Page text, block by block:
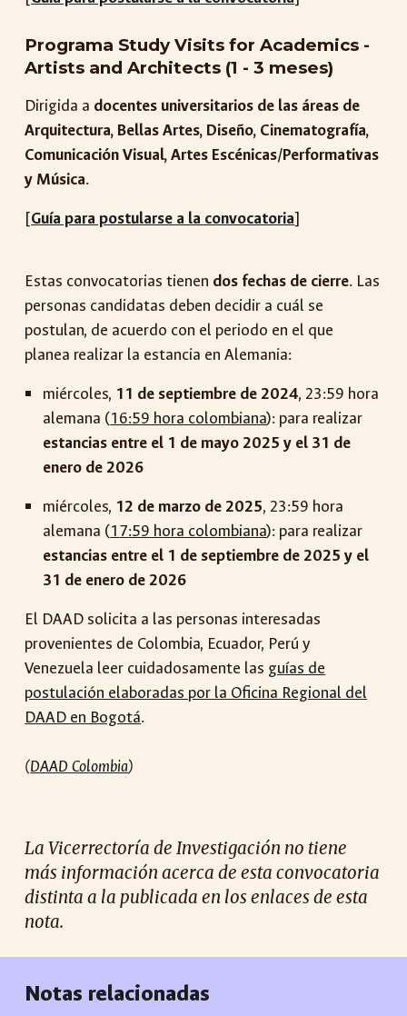
Programa Study Visits for Academics -
Artists and Architects (1 - 3 meses)
Dirigida a docentes universitarios de las áreas de
Arquitectura, Bellas Artes, Diseño, Cinematografía,
Comunicación Visual, Artes Escénicas/Performativas
y Música.
[Guía para postularse a la convocatoria]
Estas convocatorias tienen dos fechas de cierre. Las
personas candidatas deben decidir a cuál se
postulan, de acuerdo con el periodo en el que
planea realizar la estancia en Alemania:
miércoles, 11 de septiembre de 2024, 23:59 hora
alemana (16:59 hora colombiana): para realizar
estancias entre el 1 de mayo 2025 y el 31 de
enero de 2026
miércoles, 12 de marzo de 2025, 23:59 hora
alemana (17:59 hora colombiana): para realizar
estancias entre el 1 de septiembre de 2025 y el
31 de enero de 2026
El DAAD solicita a las personas interesadas
provenientes de Colombia, Ecuador, Perú y
Venezuela leer cuidadosamente las guías de
postulación elaboradas por la Oficina Regional del
DAAD en Bogotá.
(DAAD Colombia)
La Vicerrectoría de Investigación no tiene
más información acerca de esta convocatoria
distinta a la publicada en los enlaces de esta
nota.
Notas relacionadas